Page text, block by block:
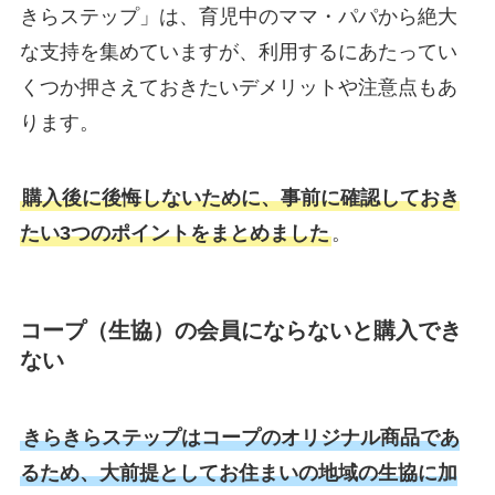
きらステップ」は、育児中のママ・パパから絶大
な支持を集めていますが、利用するにあたってい
くつか押さえておきたいデメリットや注意点もあ
ります。
購入後に後悔しないために、事前に確認しておき
たい3つのポイントをまとめました。
コープ（生協）の会員にならないと購入でき
ない
きらきらステップはコープのオリジナル商品であ
るため、大前提としてお住まいの地域の生協に加